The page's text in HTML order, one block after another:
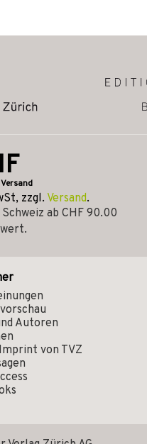
zzgl. Versand.
ab CHF 90.00
Autoren
von TVZ